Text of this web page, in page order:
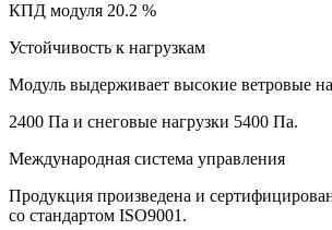
КПД модуля 20.2 %
Устойчивость к нагрузкам
Модуль выдерживает высокие ветровые
2400 Па и снеговые нагрузки 5400 Па.
Международная система управления
Продукция произведена и
со стандартом ISO9001.